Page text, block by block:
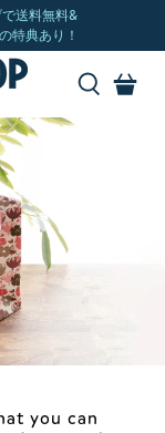
you can